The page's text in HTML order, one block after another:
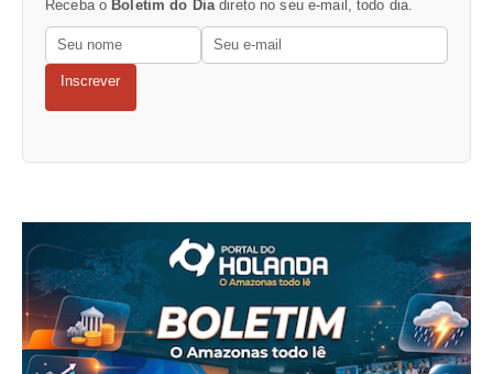
Receba o Boletim do Diadireto no seu e-mail, todo dia.
Inscrever